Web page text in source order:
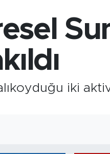
BİST100 13.779 %-14
iki